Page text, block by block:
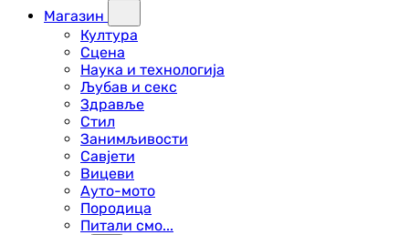
Магазин
Култура
Сцена
Наука и технологија
Љубав и секс
Здравље
Стил
Занимљивости
Савјети
Вицеви
Ауто-мото
Породица
Питали смо...